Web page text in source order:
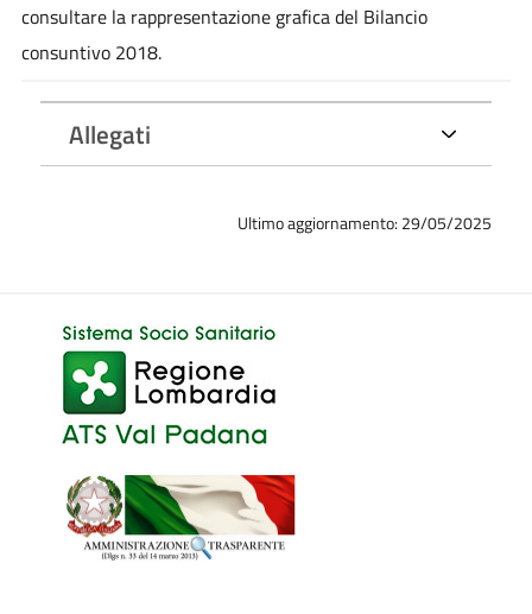
consultare la rappresentazione grafica del Bilancio
consuntivo 2018.
Allegati
Ultimo aggiornamento: 29/05/2025